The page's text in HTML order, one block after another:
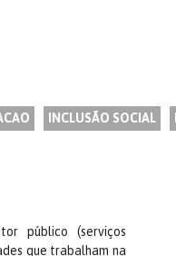
INCLUSÃO SOCIAL
público (serviços
que trabalham na